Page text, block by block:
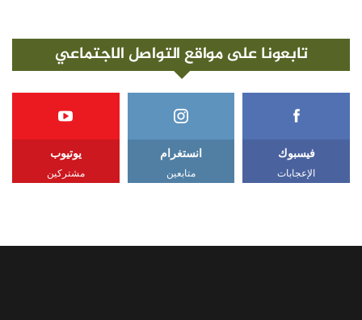
تابعونا على مواقع التواصل الاجتماعي
فيسبوك
الإعجابات
انستغرام
متابعين
يوتيوب
مشتركين